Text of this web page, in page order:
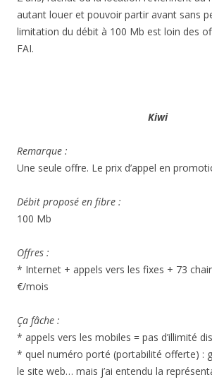
autant louer et pouvoir partir avant sans
limitation du débit à 100 Mb est loin des
FAI.
Kiwi
Remarque :
Une seule offre. Le prix d’appel en
Débit proposé en fibre :
100 Mb
Offres :
* Internet + appels vers les fixes + 73
€/mois
Ça fâche :
* appels vers les mobiles = pas d’illimité
* quel numéro porté (portabilité offerte) :
le site web… mais j’ai entendu la